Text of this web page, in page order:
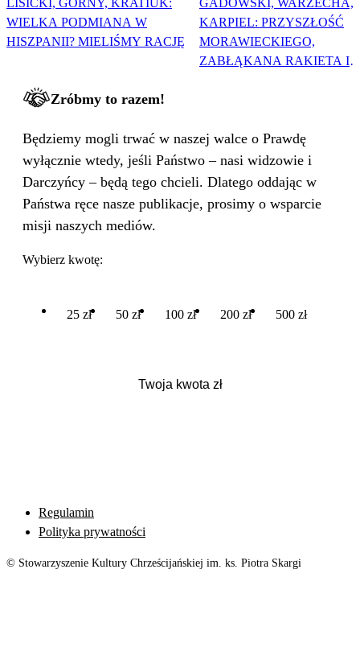
LISICKI, GÓRNY, KRATIUK:
WIELKA PODMIANA W
HISZPANII? MIELIŚMY RACJĘ
GADOWSKI, WARZECHA,
KARPIEL: PRZYSZŁOŚĆ
MORAWIECKIEGO,
ZABŁĄKANA RAKIETA I
Zróbmy to razem!
Będziemy mogli trwać w naszej walce o Prawdę
wyłącznie wtedy, jeśli Państwo – nasi widzowie i
Darczyńcy – będą tego chcieli. Dlatego oddając w
Państwa ręce nasze publikacje, prosimy o wsparcie
misji naszych mediów.
Wybierz kwotę:
25 zł 50 zł 100 zł 200 zł 500 zł
Regulamin
Polityka prywatności
© Stowarzyszenie Kultury Chrześcijańskiej im. ks. Piotra Skargi